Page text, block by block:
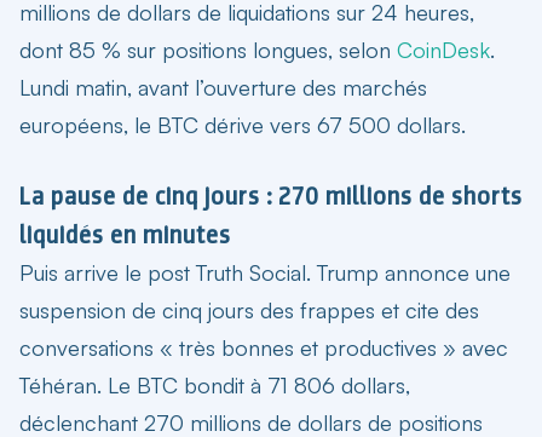
millions de dollars de liquidations sur 24 heures,
dont 85 % sur positions longues, selon CoinDesk.
Lundi matin, avant l’ouverture des marchés
européens, le BTC dérive vers 67 500 dollars.
La pause de cinq jours : 270 millions de shorts
liquidés en minutes
Puis arrive le post Truth Social. Trump annonce une
suspension de cinq jours des frappes et cite des
conversations « très bonnes et productives » avec
Téhéran. Le BTC bondit à 71 806 dollars,
déclenchant 270 millions de dollars de positions